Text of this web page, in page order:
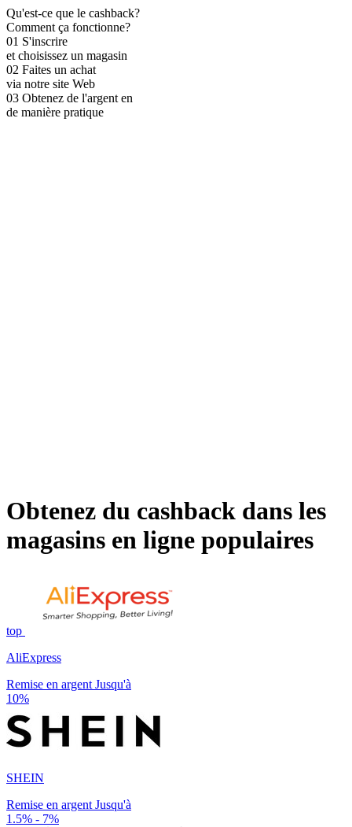
Qu'est-ce que le cashback?
Comment ça fonctionne?
01 S'inscrire
et choisissez un magasin
02 Faites un achat
via notre site Web
03 Obtenez de l'argent en
de manière pratique
Obtenez du cashback dans les
magasins en ligne populaires
top
AliExpress
Remise en argent Jusqu'à
10%
SHEIN
Remise en argent Jusqu'à
1.5% - 7%